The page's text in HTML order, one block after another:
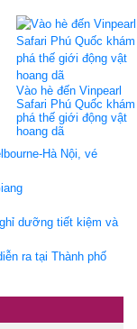
Vào hè đến Vinpearl
Safari Phú Quốc khám
phá thế giới động vật
hoang dã
Hà Nội, vé
dưỡng tiết kiệm và
ra tại Thành phố